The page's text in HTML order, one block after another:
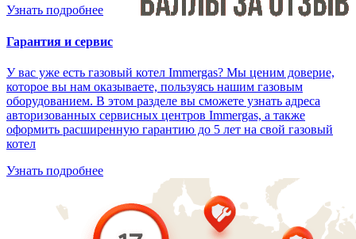
Узнать подробнее
Гарантия и сервис
У вас уже есть газовый котел Immergas? Мы ценим доверие,
которое вы нам оказываете, пользуясь нашим газовым
оборудованием. В этом разделе вы сможете узнать адреса
авторизованных сервисных центров Immergas, а также
оформить расширенную гарантию до 5 лет на свой газовый
котел
Узнать подробнее